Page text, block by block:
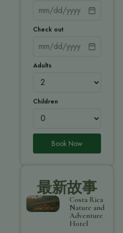
Check out
Adults
Children
Book Now
最新故事
Costa Rica
Nature and
Adventure
Hotel